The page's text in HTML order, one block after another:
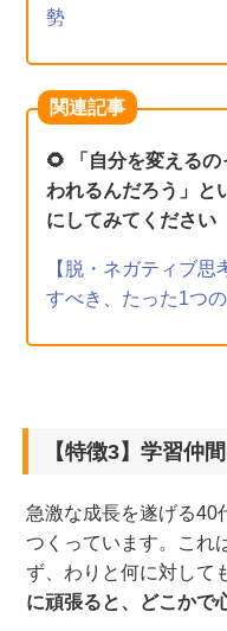
勢
関連記事
🌻 「自分を変える
われるんだろう」と
にしてみてください
【脱・ネガティブ
すべき、たった1つ
【特徴3】学習仲
急激な成長を遂げる40
つくっています。これ
ず、わりと何に対して
に頑張ると、どこかで